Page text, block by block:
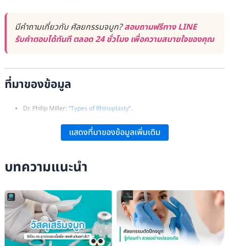
มีคำถามเกี่ยวกับ ศัลยกรรมจมูก?สอบถามฟรีทาง LINE
รับคำตอบได้ทันที ตลอด 24 ชั่วโมง เพื่อความสบายใจของคุณ
ที่มาของข้อมูล
Dr. Philip Miller: “Types of Rhinoplasty”.
แสดงที่มาของข้อมูลเพิ่มเติม
บทความแนะนำ